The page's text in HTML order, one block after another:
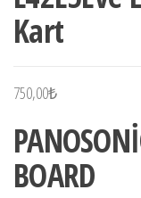
Kart
750,00₺
BOARD